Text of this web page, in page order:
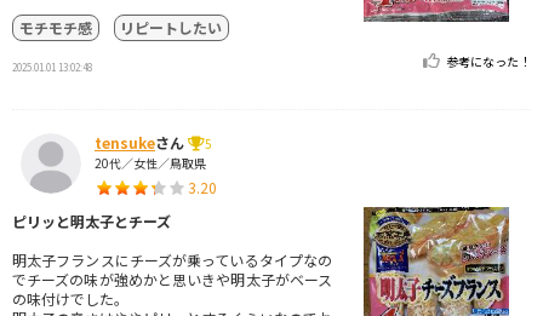
モチモチ感
リピートしたい
2025.01.01 13:02:48 参考になった！
tensukeさん
5
20代／女性／鳥取県
3.20
ピリッと明太子とチーズ
明太子フランスにチーズが乗っているタイプなの
でチーズの味が強めかと思いきや明太子がベース
の味付けでした。